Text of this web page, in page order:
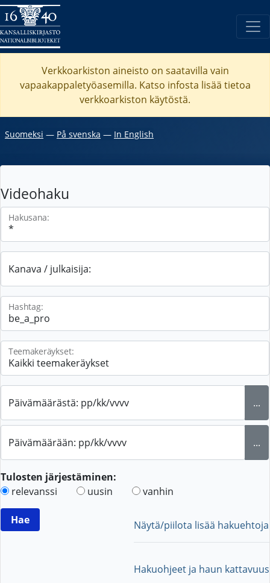
Verkkoarkiston aineisto on saatavilla vain
vapaakappaletyöasemilla. Katso infosta lisää tietoa
verkkoarkiston käytöstä.
Suomeksi ― På svenska ― In English
Videohaku
Hakusana:
Kanava / julkaisija:
Hashtag:
Teemakeräykset:
Päivämäärästä: pp/kk/vvvv ...
Päivämäärään: pp/kk/vvvv ...
Tulosten järjestäminen:
relevanssi
uusin vanhin
Näytä/piilota lisää hakuehtoja
Hakuohjeet ja haun kattavuus